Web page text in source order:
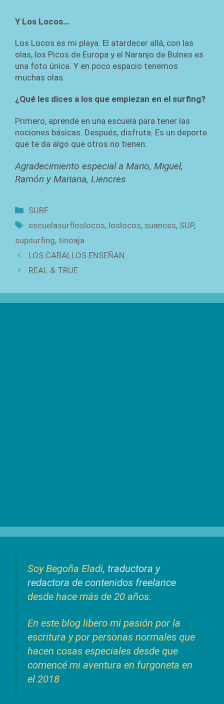
Y Los Locos…
Los Locos es mi playa. El atardecer allá, con las
olas, los Picos de Europa y el Naranjo de Bulnes es
una foto única. Y en poco espacio tenemos
muchas olas.
¿Qué les dices a los que empiezan en el surfing?
Primero, aprende en una escuela para tener las
nociones básicas. Después, disfruta. Es un deporte
que te da algo que otros no tienen.
Agradecimiento especial a Mario, Miguel,
Ramón y Mariana, Liencres
Categorías
SURF
Etiquetas
escuelasurfloslocos, loslocos, suances, SUP,
supsurfing, tinoaja
LOS CABALLOS ENSEÑAN
REAL & TRUE
Soy Begoña Eladi, traductora y
redactora de contenidos freelance
desde hace más de 20 años.
En este blog libero mi pasión por la
escritura y por personas normales que
hacen cosas especiales desde que
comencé mi aventura en furgoneta en
el 2018